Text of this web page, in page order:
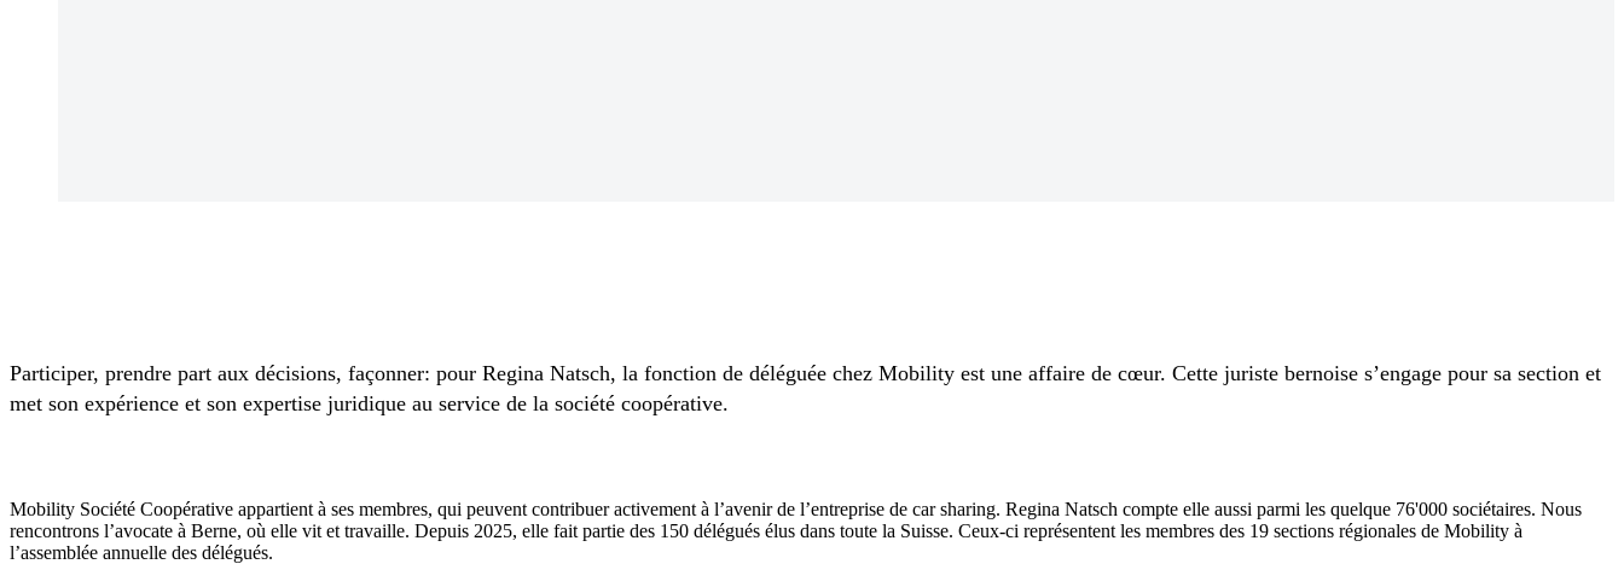
Participer, prendre part aux décisions, façonner: pour Regina Natsch, la fonction de déléguée chez Mobility est une affaire de cœur. Cette juriste bernoise s’engage pour sa section et
met son expérience et son expertise juridique au service de la société coopérative.
Mobility Société Coopérative appartient à ses membres, qui peuvent contribuer activement à l’avenir de l’entreprise de car sharing. Regina Natsch compte elle aussi parmi les quelque 76'000 sociétaires. Nous
rencontrons l’avocate à Berne, où elle vit et travaille. Depuis 2025, elle fait partie des 150 délégués élus dans toute la Suisse. Ceux-ci représentent les membres des 19 sections régionales de Mobility à
l’assemblée annuelle des délégués.